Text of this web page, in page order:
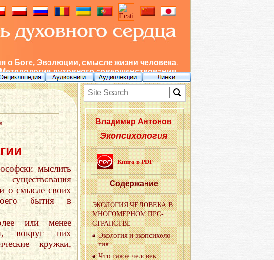
о Боге, Эволюции, смысле жизни человека.
духовного совершенствования.
мыслить
о смысле своих
бытия в
или менее
вокруг них
кружки,
Вла­ди­мир Ан­то­нов
Экопсихология
Книга в PDF
Со­дер­жа­ние
ЭКО­ЛО­ГИЯ ЧЕ­ЛО­ВЕ­КА В
МНО­ГО­МЕР­НОМ ПРО­
СТРАН­СТВЕ
Эко­ло­гия и эко­пси­хо­ло­
гия
Что такое че­ло­век